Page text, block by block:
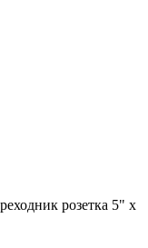
розетка 5" х